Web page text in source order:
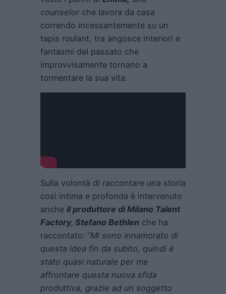
counselor che lavora da casa
correndo incessantemente su un
tapis roulant, tra angosce interiori e
fantasmi del passato che
improvvisamente tornano a
tormentare la sua vita.
Sulla volontà di raccontare una storia
così intima e profonda è intervenuto
anche il produttore di Milano Talent
Factory, Stefano Bethlen che ha
raccontato: “Mi sono innamorato di
questa idea fin da subito, quindi è
stato quasi naturale per me
affrontare questa nuova sfida
produttiva, grazie ad un soggetto